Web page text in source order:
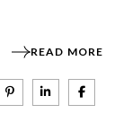
READ MORE